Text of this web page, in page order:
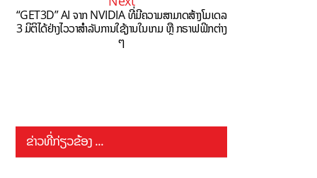
“GET3D” AI ຈາກ NVIDIA ທີ່ມີຄວາມສາມາດສ້າງໂມເດລ
3 ມິຕິໄດ້ຢ່າງໄວວາສຳລັບການໃຊ້ງານໃນເກມ ຫຼື ກຣາຟຟິກຕ່າງ
ໆ
ຂ່າວທີ່ກ່ຽວຂ້ອງ ...